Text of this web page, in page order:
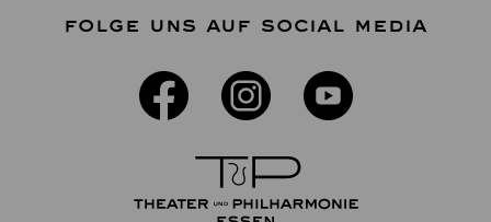
FOLGE UNS AUF SOCIAL MEDIA